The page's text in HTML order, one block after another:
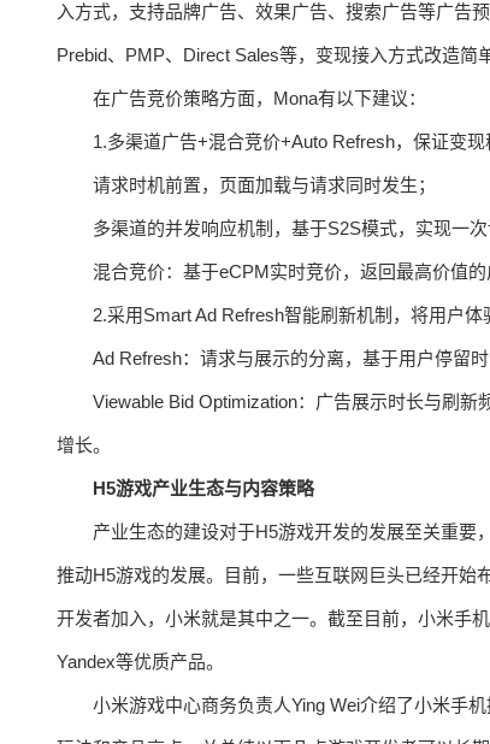
入方式，支持品牌广告、效果广告、搜索广告等广告
Prebid、PMP、Direct Sales等，变现接入方式改造简
在广告竞价策略方面，Mona有以下建议：
1.多渠道广告+混合竞价+Auto Refresh，保证变
请求时机前置，页面加载与请求同时发生；
多渠道的并发响应机制，基于S2S模式，实现一
混合竞价：基于eCPM实时竞价，返回最高价值的
2.采用Smart Ad Refresh智能刷新机制，将用户
Ad Refresh：请求与展示的分离，基于用户停留时
Viewable Bid Optimization：广告展示时长与刷
增长。
H5游戏产业生态与内容策略
产业生态的建设对于H5游戏开发的发展至关重
推动H5游戏的发展。目前，一些互联网巨头已经开
开发者加入，小米就是其中之一。截至目前，小米手
Yandex等优质产品。
小米游戏中心商务负责人Ying Wei介绍了小米手